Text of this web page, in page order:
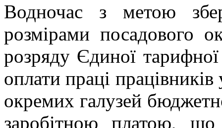
Водночас з метою
розмірами посадового
розряду Єдиної тарифної
оплати праці працівників
окремих галузей
заробітною платою,